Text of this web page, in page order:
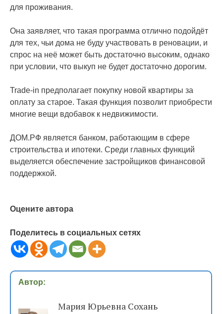
для проживания.
Она заявляет, что такая программа отлично подойдёт
для тех, чьи дома не буду участвовать в реновации, и
спрос на неё может быть достаточно высоким, однако
при условии, что выкуп не будет достаточно дорогим.
Trade-in предполагает покупку новой квартиры за
оплату за старое. Такая функция позволит приобрести
многие вещи вдобавок к недвижимости.
ДОМ.РФ является банком, работающим в сфере
строительства и ипотеки. Среди главных функций
выделяется обеспечение застройщиков финансовой
поддержкой.
Оцените автора
Поделитесь в социальных сетях
Автор:
Мария Юрьевна Сохань